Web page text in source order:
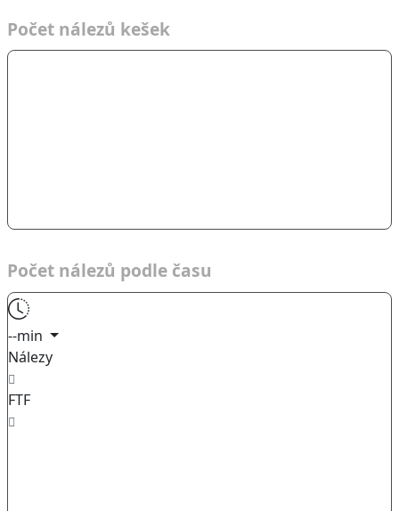
Počet nálezů kešek
Počet nálezů podle času
--min
Nálezy
FTF